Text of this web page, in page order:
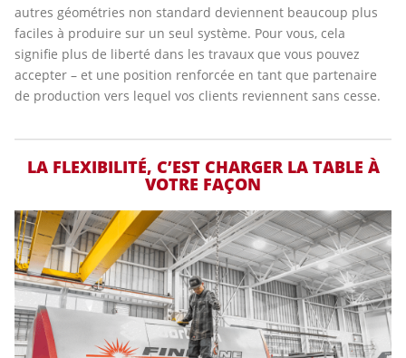
autres géométries non standard deviennent beaucoup plus
faciles à produire sur un seul système. Pour vous, cela
signifie plus de liberté dans les travaux que vous pouvez
accepter – et une position renforcée en tant que partenaire
de production vers lequel vos clients reviennent sans cesse.
LA FLEXIBILITÉ, C’EST CHARGER LA TABLE À
VOTRE FAÇON